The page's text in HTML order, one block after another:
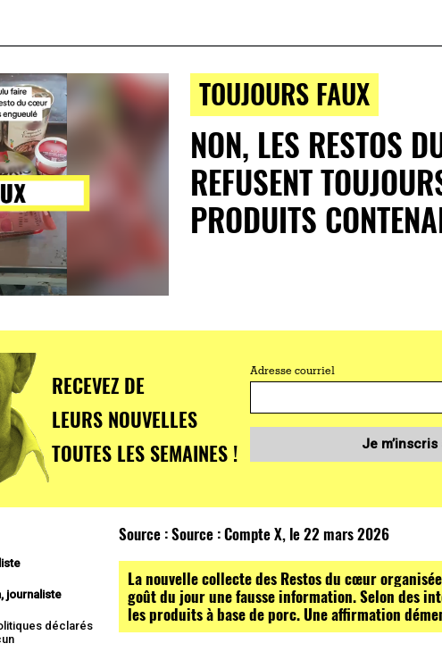
TOUJOURS FAUX
NON, LES RESTOS
REFUSENT
PRODUITS
RECEVEZ DE
LEURS NOUVELLES
TOUTES LES SEMAINES !
Adresse courriel
Je
journaliste
déclarés
Source :Source : Compte X, le 22 mars 2026
La nouvelle collecte des Restos du cœur
goût du jour une fausse information. Selon des
les produits à base de porc. Une affirmation